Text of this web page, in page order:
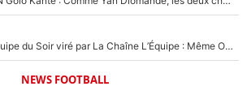
Un chroniqueur de L’Équipe du Soir viré par La Chaîne L’Équipe : Même Olivier Ménard n’avait pas pu empêcher son départ, «je l’ai appris sur Twitter, je l’ai vécu assez mal»
NEWS FOOTBALL